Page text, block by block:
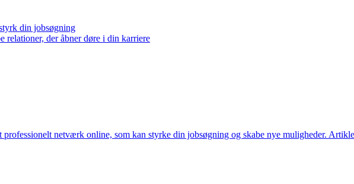
din jobsøgning
relationer, der åbner døre i din karriere
netværk online, som kan styrke din jobsøgning og skabe nye muligheder.